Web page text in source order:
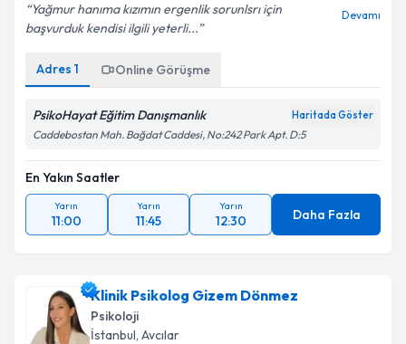
Yağmur hanıma kızımın ergenlik sorunlsrı için
başvurduk kendisi ilgili yeterli...
Devamı
Adres 1 Online Görüşme
PsikoHayat Eğitim Danışmanlık Haritada Göster
Caddebostan Mah. Bağdat Caddesi, No:242 Park Apt. D:5
En Yakın Saatler
Yarın
11:00
Yarın
11:45
Yarın
12:30 Daha Fazla
Klinik Psikolog Gizem Dönmez
Psikoloji
İstanbul, Avcılar